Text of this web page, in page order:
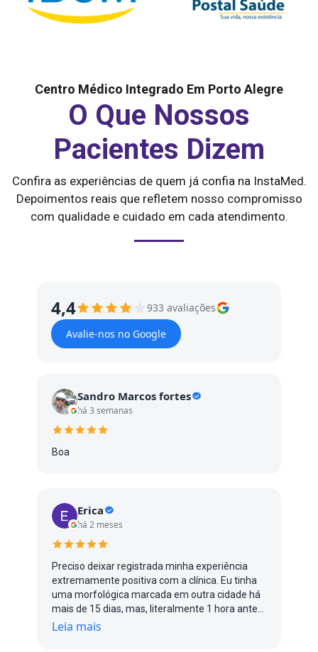
Centro Médico Integrado Em Porto Alegre
O Que Nossos
Pacientes Dizem
Confira as experiências de quem já confia na InstaMed.
Depoimentos reais que refletem nosso compromisso
com qualidade e cuidado em cada atendimento.
4,4
933 avaliações
Avalie-nos no Google
Sandro Marcos fortes
há 3 semanas
Boa
Erica
há 2 meses
Preciso deixar registrada minha experiência
extremamente positiva com a clínica. Eu tinha
uma morfológica marcada em outra cidade há
mais de 15 dias, mas, literalmente 1 hora antes
do exame, me avisaram que a médica estava
Leia mais